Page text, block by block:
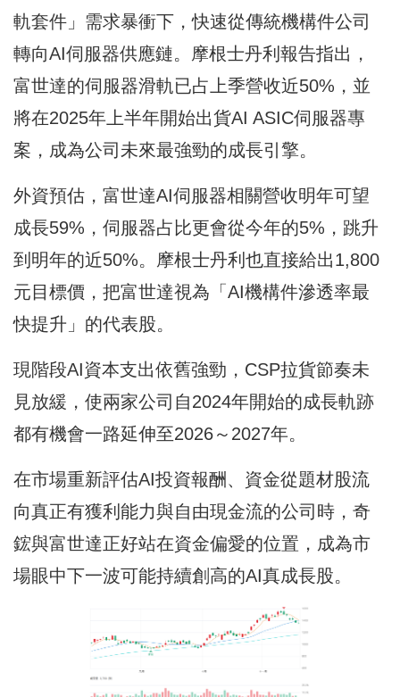
軌套件」需求暴衝下，快速從傳統機構件公司
轉向AI伺服器供應鏈。摩根士丹利報告指出，
富世達的伺服器滑軌已占上季營收近50%，並
將在2025年上半年開始出貨AI ASIC伺服器專
案，成為公司未來最強勁的成長引擎。
外資預估，富世達AI伺服器相關營收明年可望
成長59%，伺服器占比更會從今年的5%，跳升
到明年的近50%。摩根士丹利也直接給出1,800
元目標價，把富世達視為「AI機構件滲透率最
快提升」的代表股。
現階段AI資本支出依舊強勁，CSP拉貨節奏未
見放緩，使兩家公司自2024年開始的成長軌跡
都有機會一路延伸至2026～2027年。
在市場重新評估AI投資報酬、資金從題材股流
向真正有獲利能力與自由現金流的公司時，奇
鋐與富世達正好站在資金偏愛的位置，成為市
場眼中下一波可能持續創高的AI真成長股。